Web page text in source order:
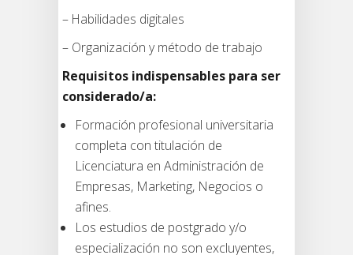
– Habilidades digitales
– Organización y método de trabajo
Requisitos indispensables para ser
considerado/a:
Formación profesional universitaria
completa con titulación de
Licenciatura en Administración de
Empresas, Marketing, Negocios o
afines.
Los estudios de postgrado y/o
especialización no son excluyentes,